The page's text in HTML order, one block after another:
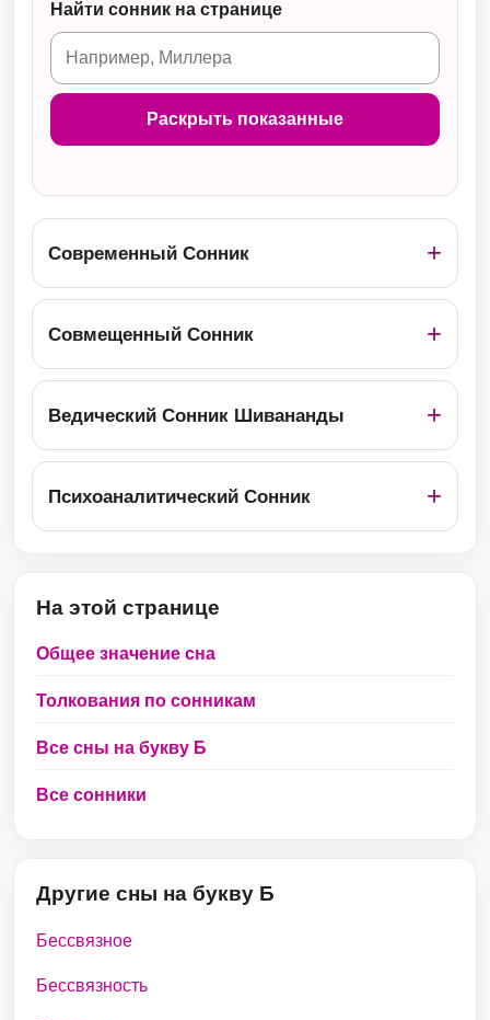
Найти сонник на странице
Раскрыть показанные
Современный Сонник
Совмещенный Сонник
Ведический Сонник Шивананды
Психоаналитический Сонник
На этой странице
Общее значение сна
Толкования по сонникам
Все сны на букву Б
Все сонники
Другие сны на букву Б
Бессвязное
Бессвязность